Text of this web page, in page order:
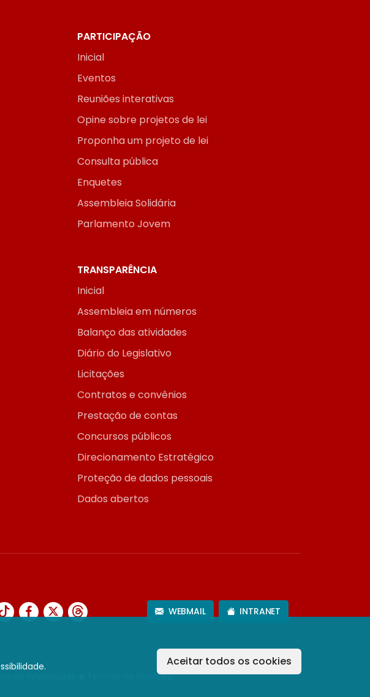
Aceitar todos os cookies
PARTICIPAÇÃO
Inicial
Eventos
Reuniões interativas
Opine sobre projetos de lei
Proponha um projeto de lei
Consulta pública
Enquetes
Assembleia Solidária
Parlamento Jovem
TRANSPARÊNCIA
Inicial
Assembleia em números
Balanço das atividades
Diário do Legislativo
Licitações
Contratos e convênios
Prestação de contas
Concursos públicos
Direcionamento Estratégico
Proteção de dados pessoais
Dados abertos
WEBMAIL INTRANET
Termos de Serviço).